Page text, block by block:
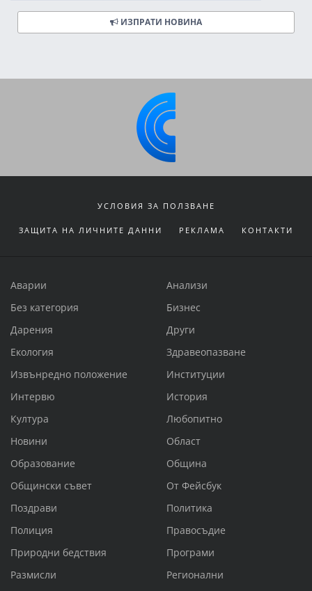
ИЗПРАТИ НОВИНА
УСЛОВИЯ ЗА ПОЛЗВАНЕ
ЗАЩИТА НА ЛИЧНИТЕ ДАННИ РЕКЛАМА КОНТАКТИ
Аварии
Анализи
Без категория
Бизнес
Дарения
Други
Екология
Здравеопазване
Извънредно положение
Институции
Интервю
История
Култура
Любопитно
Новини
Област
Образование
Община
Общински съвет
От Фейсбук
Поздрави
Политика
Полиция
Правосъдие
Природни бедствия
Програми
Размисли
Регионални